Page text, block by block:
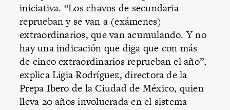
iniciativa. “Los chavos de secundaria
reprueban y se van a (exámenes)
extraordinarios, que van acumulando. Y no
hay una indicación que diga que con más
de cinco extraordinarios reprueban el año”,
explica Ligia Rodríguez, directora de la
Prepa Ibero de la Ciudad de México, quien
lleva 20 años involucrada en el sistema